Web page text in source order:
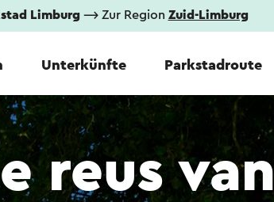
Limburg⟶ Zur Region Zuid-Limburg
Unterkünfte Parkstadroute
reus van